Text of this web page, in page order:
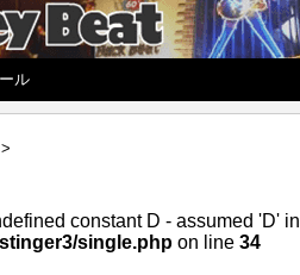
ル
>
constant D - assumed 'D' in
single.php on line 34